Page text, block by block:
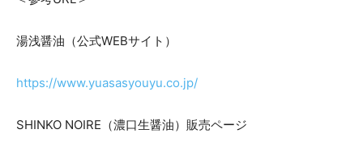
湯浅醤油（公式WEBサイト）
https://www.yuasasyouyu.co.jp/
SHINKO NOIRE（濃口生醤油）販売ページ